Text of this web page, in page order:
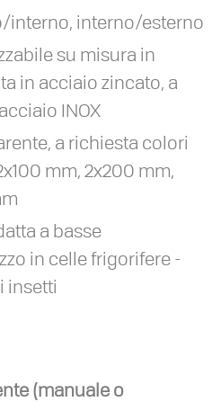
interno, interno/esterno
su misura in
in acciaio zincato, a
INOX
a richiesta colori
mm, 2x200 mm,
a basse
in celle frigorifere -
insetti
(manuale o